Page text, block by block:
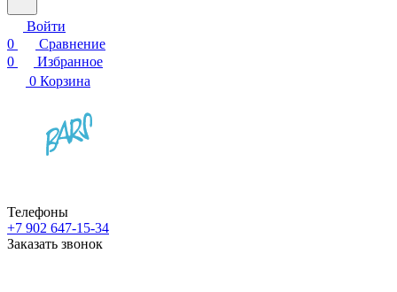
Войти
0
Сравнение
0
Избранное
0 Корзина
Телефоны
+7 902 647-15-34
Заказать звонок